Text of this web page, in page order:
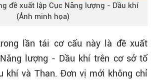
đề xuất lập Cục Năng lượng - Dầu khí
(Ảnh minh họa)
lần tái cơ cấu này là đề xuất
lượng - Dầu khí trên cơ sở tổ
khí và Than. Đơn vị mới không chỉ